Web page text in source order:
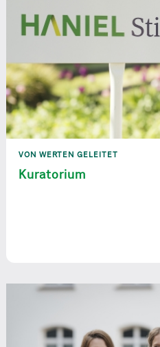
VON WERTEN GELEITET
Kuratorium